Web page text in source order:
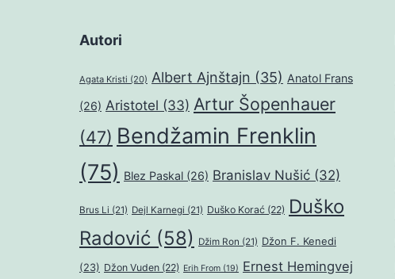
Autori
Agata Kristi (20) Albert Ajnštajn (35) Anatol Frans
(26) Aristotel (33) Artur Šopenhauer
(47) Bendžamin Frenklin
(75) Blez Paskal (26) Branislav Nušić (32)
Brus Li (21) Dejl Karnegi (21) Duško Korać (22) Duško
Radović (58) Džim Ron (21) Džon F. Kenedi
(23) Džon Vuden (22) Erih From (19) Ernest Hemingvej